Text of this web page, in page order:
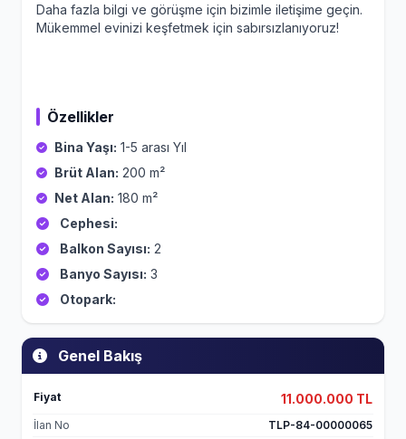
Genel Bakış
Fiyat 11.000.000 TL
İlan No
TLP-84-00000065
Daha fazla bilgi ve görüşme için bizimle iletişime geçin.
Mükemmel evinizi keşfetmek için sabırsızlanıyoruz!
Özellikler
Bina Yaşı: 1-5 arası Yıl
Brüt Alan: 200 m²
Net Alan: 180 m²
Cephesi:
Balkon Sayısı: 2
Banyo Sayısı: 3
Otopark: